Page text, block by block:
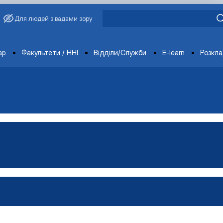
Для людей з вадами зору
Факультети / ННІ Відділи/Служби E-learn
Завадського
і адміністрування"